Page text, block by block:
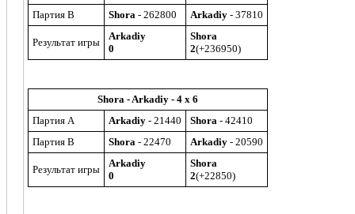
Партия B
Shora - 262800 Arkadiy - 37810
Результат игры
Arkadiy
0
Shora
2(+236950)
Shora - Arkadiy - 4 x 6
Партия A
Arkadiy - 21440 Shora - 42410
Партия B
Shora - 22470 Arkadiy - 20590
Результат игры
Arkadiy
0
Shora
2(+22850)